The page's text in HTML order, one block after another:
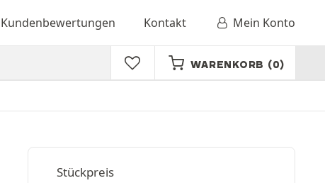
Kundenbewertungen Kontakt Mein Konto
WARENKORB (0)
Stückpreis